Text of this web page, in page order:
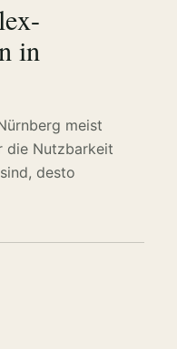
in
meist
die Nutzbarkeit
desto